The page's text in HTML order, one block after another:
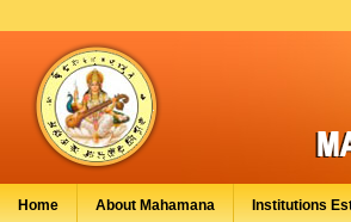
Home About Mahamana Institutions